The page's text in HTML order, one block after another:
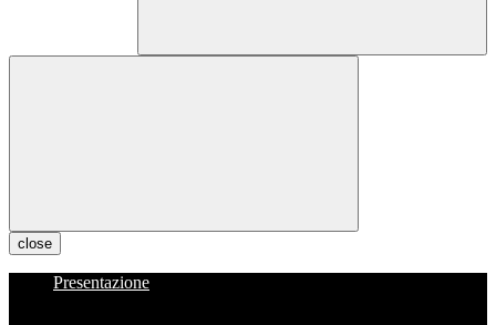
close
Presentazione